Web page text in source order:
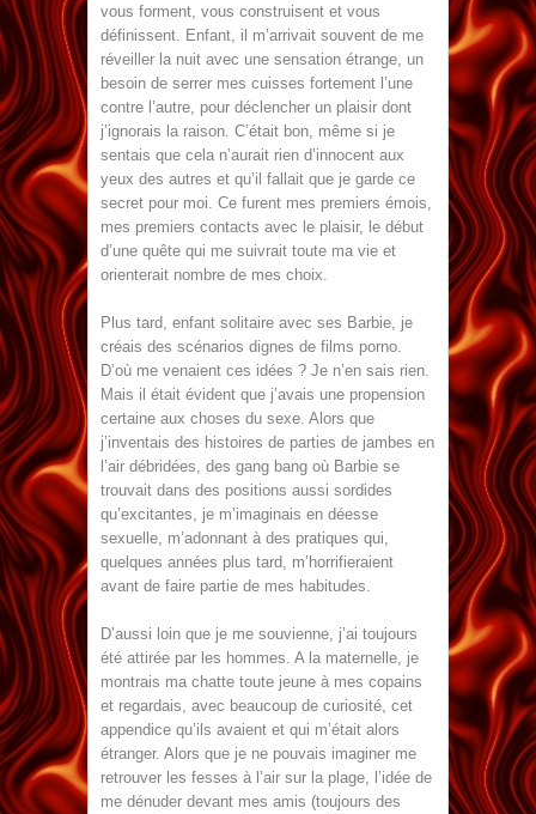
vous forment, vous construisent et vous
définissent. Enfant, il m’arrivait souvent de me
réveiller la nuit avec une sensation étrange, un
besoin de serrer mes cuisses fortement l’une
contre l’autre, pour déclencher un plaisir dont
j’ignorais la raison. C’était bon, même si je
sentais que cela n’aurait rien d’innocent aux
yeux des autres et qu’il fallait que je garde ce
secret pour moi. Ce furent mes premiers émois,
mes premiers contacts avec le plaisir, le début
d’une quête qui me suivrait toute ma vie et
orienterait nombre de mes choix.
Plus tard, enfant solitaire avec ses Barbie, je
créais des scénarios dignes de films porno.
D’où me venaient ces idées ? Je n’en sais rien.
Mais il était évident que j’avais une propension
certaine aux choses du sexe. Alors que
j’inventais des histoires de parties de jambes en
l’air débridées, des gang bang où Barbie se
trouvait dans des positions aussi sordides
qu’excitantes, je m’imaginais en déesse
sexuelle, m’adonnant à des pratiques qui,
quelques années plus tard, m’horrifieraient
avant de faire partie de mes habitudes.
D’aussi loin que je me souvienne, j’ai toujours
été attirée par les hommes. A la maternelle, je
montrais ma chatte toute jeune à mes copains
et regardais, avec beaucoup de curiosité, cet
appendice qu’ils avaient et qui m’était alors
étranger. Alors que je ne pouvais imaginer me
retrouver les fesses à l’air sur la plage, l’idée de
me dénuder devant mes amis (toujours des